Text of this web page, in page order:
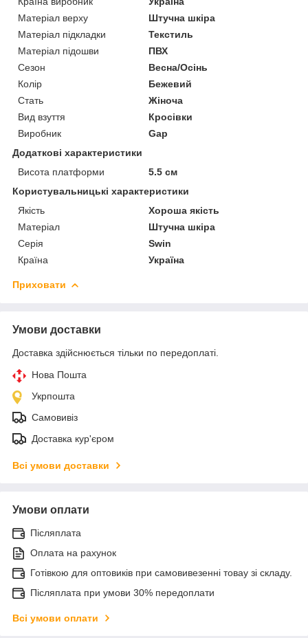
Матеріал верху
Штучна шкіра
Матеріал підкладки
Текстиль
Матеріал підошви
ПВХ
Сезон
Весна/Осінь
Колір
Бежевий
Стать
Жіноча
Вид взуття
Кросівки
Виробник
Gap
Додаткові характеристики
Висота платформи
5.5 см
Користувальницькі характеристики
Якість
Хороша якість
Матеріал
Штучна шкіра
Серія
Swin
Країна
Україна
Приховати
Умови доставки
Доставка здійснюється тільки по передоплаті.
Нова Пошта
Укрпошта
Самовивіз
Доставка кур'єром
Всі умови доставки
Умови оплати
Післяплата
Оплата на рахунок
Готівкою для оптовиків при самовивезенні товау зі складу.
Післяплата при умови 30% передоплати
Всі умови оплати